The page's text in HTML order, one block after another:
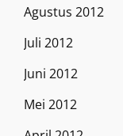
Agustus 2012
Juli 2012
Juni 2012
Mei 2012